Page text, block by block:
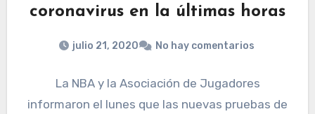
coronavirus en la últimas horas
julio 21, 2020 No hay comentarios
La NBA y la Asociación de Jugadores
informaron el lunes que las nuevas pruebas de